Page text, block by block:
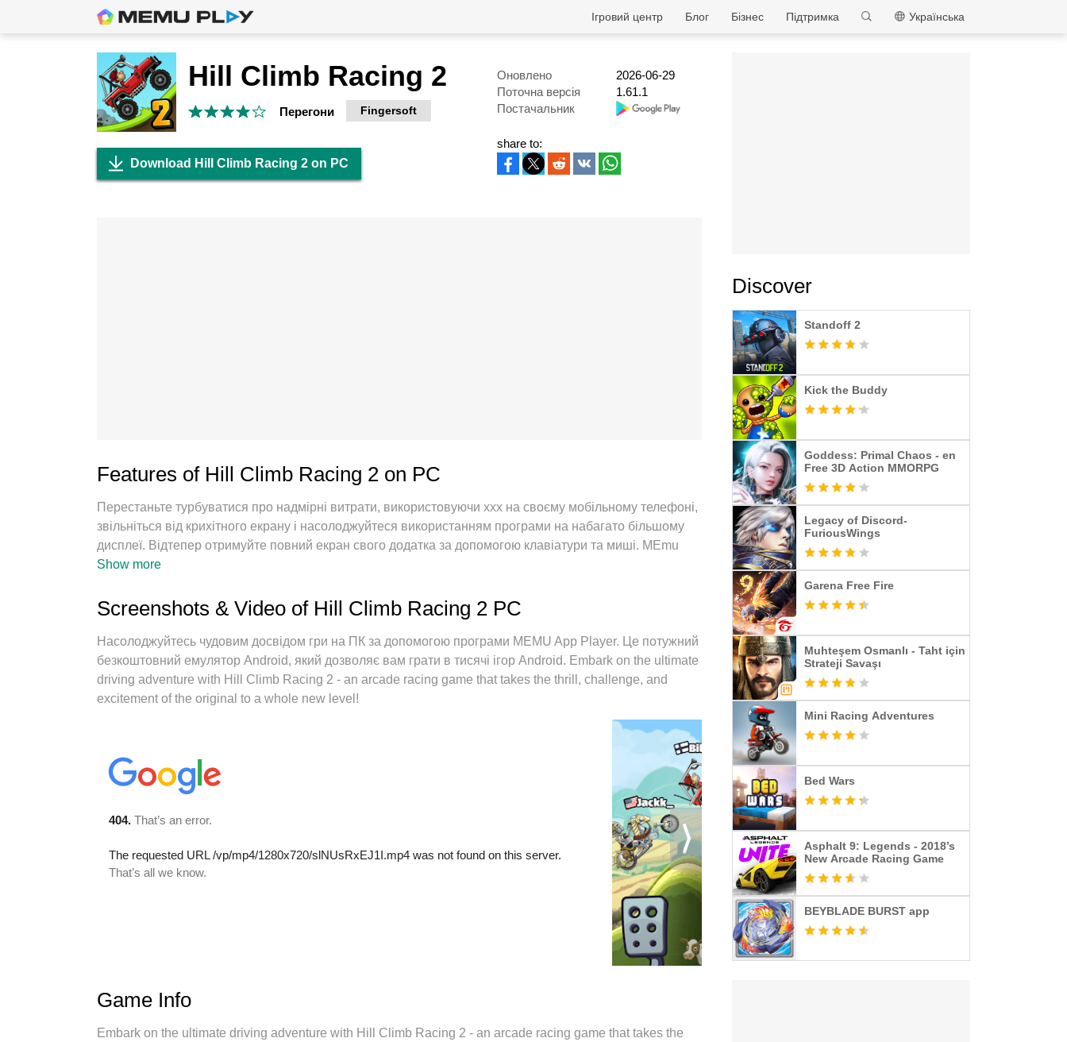
MEmu
Українська
Підтримка
Бізнес
Блог
Ігровий центр
Hill Climb Racing 2
Перегони Fingersoft
Оновлено
2026-06-29
Поточна версія
1.61.1
Постачальник
Download Hill Climb Racing 2 on PC
share to:
Features of Hill Climb Racing 2 on PC
Перестаньте турбуватися про надмірні витрати, використовуючи ххх на своєму мобільному телефоні,
звільніться від крихітного екрану і насолоджуйтеся використанням програми на набагато більшому
дисплеї. Відтепер отримуйте повний екран свого додатка за допомогою клавіатури та миші. MEmu
пропонує вам усі дивовижні функції, які ви очікували: швидка установка та просте налаштування,
тривожних дзвінків. Новий MEmu 9 - найкращий вибір використання Hill Climb Racing 2 на вашому
комп’ютері. За допомогою нашого поглинання менеджер із кількома примірниками одночасно
дозволяє відкрити 2 або більше рахунків. І найголовніше, наш ексклюзивний емуляційний двигун
може вивільнити весь потенціал вашого ПК, зробити все гладким і приємним.
Show more
Screenshots & Video of Hill Climb Racing 2 PC
Насолоджуйтесь чудовим досвідом гри на ПК за допомогою програми MEMU App Player. Це потужний
безкоштовний емулятор Android, який дозволяє вам грати в тисячі ігор Android. Embark on the ultimate
driving adventure with Hill Climb Racing 2 - an arcade racing game that takes the thrill, challenge, and
excitement of the original to a whole new level!
Game Info
Embark on the ultimate driving adventure with Hill Climb Racing 2 - an arcade racing game that takes the
Discover
Standoff 2
Kick the Buddy
Goddess: Primal Chaos - en
Free 3D Action MMORPG
Legacy of Discord-
FuriousWings
Garena Free Fire
Muhteşem Osmanlı - Taht için
Strateji Savaşı
Mini Racing Adventures
Bed Wars
Asphalt 9: Legends - 2018’s
New Arcade Racing Game
BEYBLADE BURST app